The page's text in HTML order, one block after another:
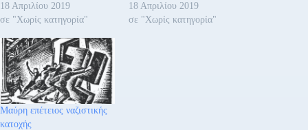
18 Απριλίου 2019
σε "Χωρίς κατηγορία"
18 Απριλίου 2019
σε "Χωρίς κατηγορία"
Μαύρη επέτειος ναζιστικής
κατοχής